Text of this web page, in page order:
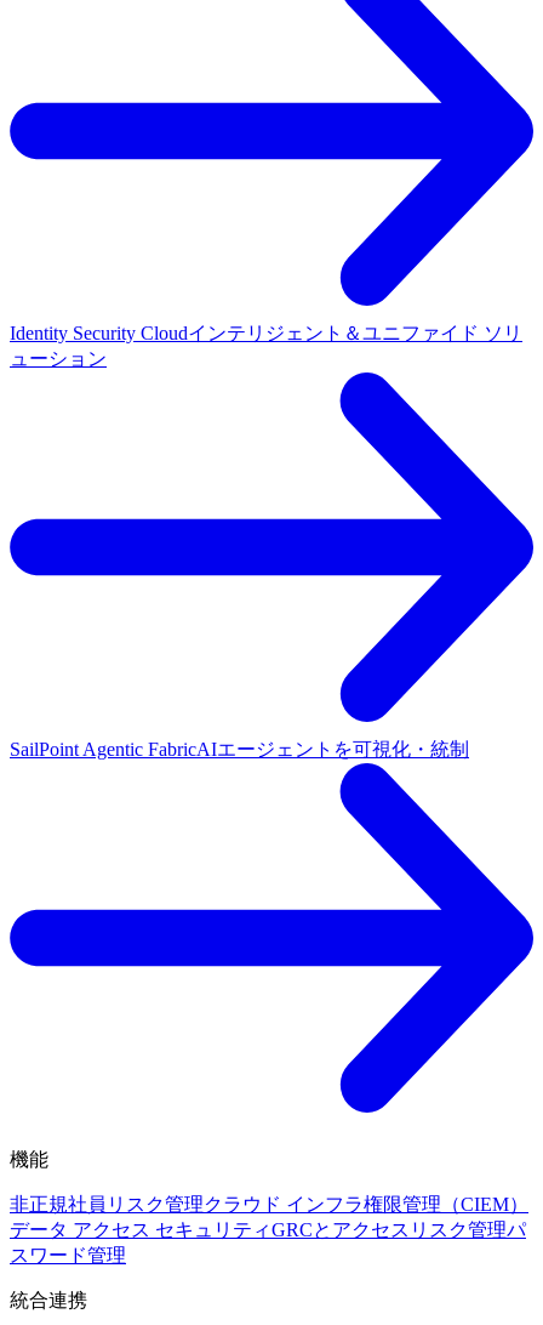
Identity Security Cloudインテリジェント＆ユニファイド ソリ
ューション
SailPoint Agentic FabricAIエージェントを可視化・統制
機能
非正規社員リスク管理クラウド インフラ権限管理（CIEM）
データ アクセス セキュリティGRCとアクセスリスク管理パ
スワード管理
統合連携